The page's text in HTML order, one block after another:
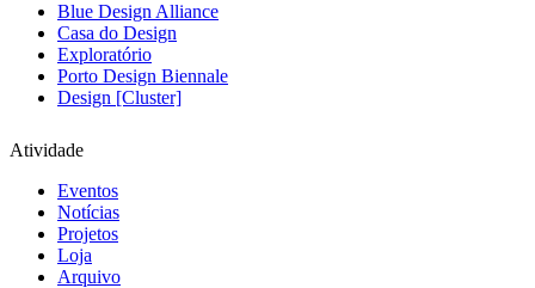
Blue Design Alliance
Casa do Design
Exploratório
Porto Design Biennale
Design [Cluster]
Atividade
Eventos
Notícias
Projetos
Loja
Arquivo